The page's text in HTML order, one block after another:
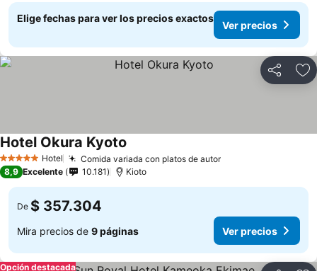
Elige fechas para ver los precios exactos
Ver precios
Compartir
5 Estrellas Hotel Comida variada con platos de autorVer precios
Hotel Okura Kyoto
8,9 Excelente 10.181 Kioto
De $ 357.304
Mira precios de 9 páginas Ver precios
Opción destacada